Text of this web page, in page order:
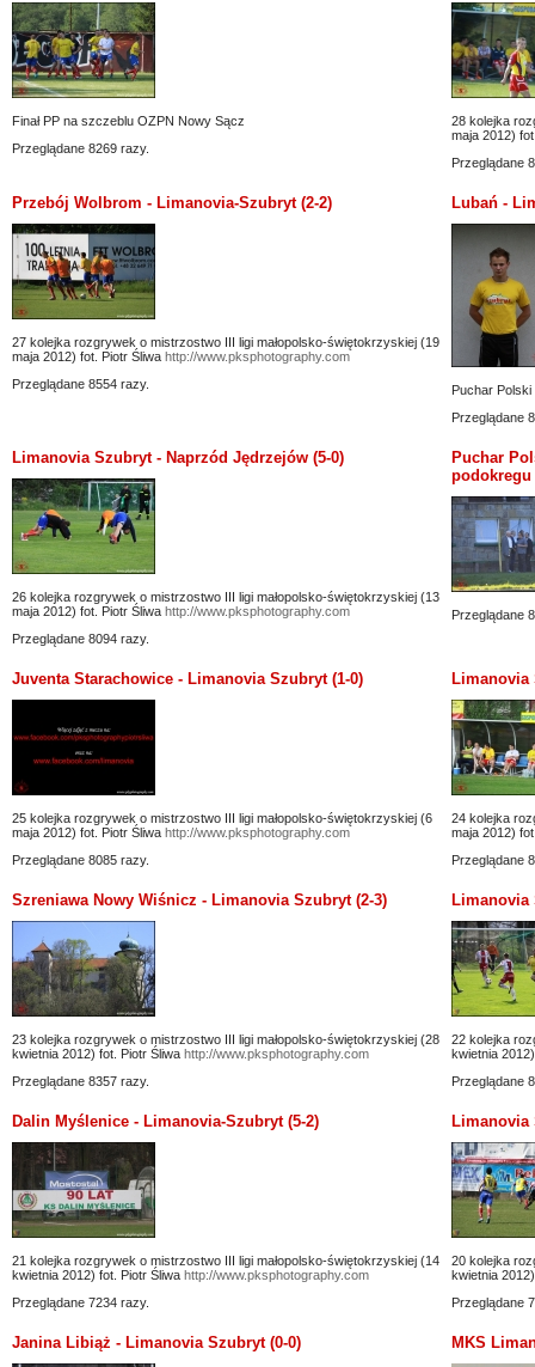
Finał PP na szczeblu OZPN Nowy Sącz
Przeglądane 8269 razy.
28 kolejka
maja 2012)
Przeglądane
Przebój Wolbrom - Limanovia-Szubryt (2-2)
27 kolejka rozgrywek o mistrzostwo III ligi małopolsko-świętokrzyskiej (19
maja 2012) fot. Piotr Śliwa http://www.pksphotography.com
Przeglądane 8554 razy.
Lubań -
Puchar
Przeglądane
Limanovia Szubryt - Naprzód Jędrzejów (5-0)
26 kolejka rozgrywek o mistrzostwo III ligi małopolsko-świętokrzyskiej (13
maja 2012) fot. Piotr Śliwa http://www.pksphotography.com
Przeglądane 8094 razy.
Puchar
podokregu
Przeglądane
Juventa Starachowice - Limanovia Szubryt (1-0)
25 kolejka rozgrywek o mistrzostwo III ligi małopolsko-świętokrzyskiej (6
maja 2012) fot. Piotr Śliwa http://www.pksphotography.com
Przeglądane 8085 razy.
Limanovia
24 kolejka
maja 2012)
Przeglądane
Szreniawa Nowy Wiśnicz - Limanovia Szubryt (2-3)
23 kolejka rozgrywek o mistrzostwo III ligi małopolsko-świętokrzyskiej (28
kwietnia 2012) fot. Piotr Śliwa http://www.pksphotography.com
Przeglądane 8357 razy.
Limanovia
22 kolejka
kwietnia
Przeglądane
Dalin Myślenice - Limanovia-Szubryt (5-2)
21 kolejka rozgrywek o mistrzostwo III ligi małopolsko-świętokrzyskiej (14
kwietnia 2012) fot. Piotr Śliwa http://www.pksphotography.com
Przeglądane 7234 razy.
Limanovia
20 kolejka
kwietnia
Przeglądane
Janina Libiąż - Limanovia Szubryt (0-0) MKS